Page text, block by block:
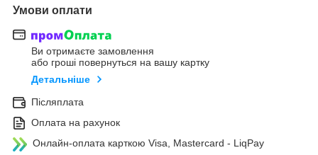
Умови оплати
Ви отримаєте замовлення
або гроші повернуться на вашу картку
Детальніше
Післяплата
Оплата на рахунок
Онлайн-оплата карткою Visa, Mastercard - LiqPay